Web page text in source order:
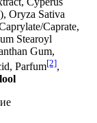
Oryza Sativa
Caprate,
Stearoyl
Gum,
Parfum[2],